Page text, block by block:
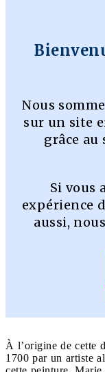
Nous
sur un site
grâce au
Si vous
expérience
aussi,
À l’origine de cette
1700 par un artiste